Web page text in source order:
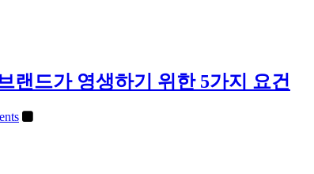
랜드가 영생하기 위한 5가지 요건